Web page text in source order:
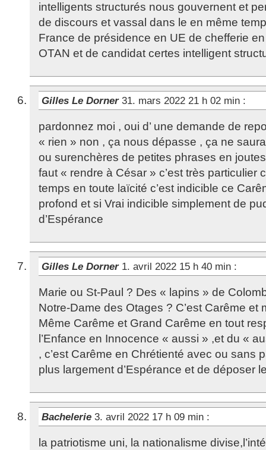
intelligents structurés nous gouvernent et
de discours et vassal dans le en même
France de présidence en UE de chefferie
OTAN et de candidat certes intelligent
Gilles Le Dorner 31. mars 2022 21 h 02 min :
pardonnez moi , oui d’ une demande de
« rien » non , ça nous dépasse , ça ne
ou surenchères de petites phrases en
faut « rendre à César » c’est très particulier
temps en toute laïcité c’est indicible ce
profond et si Vrai indicible simplement de
d’Espérance
Gilles Le Dorner 1. avril 2022 15 h 40 min :
Marie ou St-Paul ? Des « lapins » de
Notre-Dame des Otages ? C’est Carême et
Même Carême et Grand Carême en tout
l’Enfance en Innocence « aussi » ,et du «
, c’est Carême en Chrétienté avec ou sans
plus largement d’Espérance et de déposer
Bachelerie 3. avril 2022 17 h 09 min :
la patriotisme uni, la nationalisme